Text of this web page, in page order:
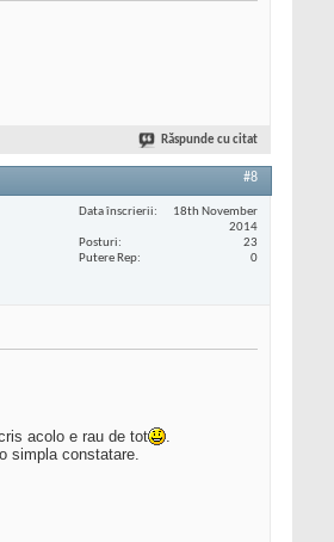
Răspunde cu citat
#8
Data înscrierii
18th November
2014
Posturi
23
Putere Rep
0
acolo e rau de tot
.
simpla constatare.